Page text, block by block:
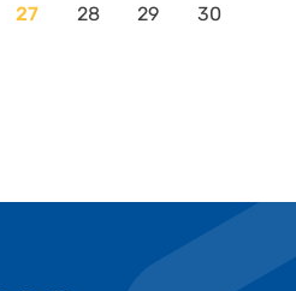
27 28 29
30